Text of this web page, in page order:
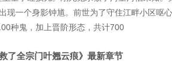
一个身影钟馗。前世为了守住江畔小区呕
种鬼，加上晋阶形态，共计700
了全宗门叶翘云痕》最新章节